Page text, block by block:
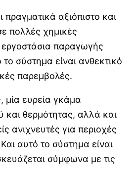
πραγματικά αξιόπιστο και
πολλές χημικές
εργοστάσια παραγωγής
το σύστημα είναι ανθεκτικό
παρεμβολές.
μία ευρεία γκάμα
και θερμότητας, αλλά και
ανιχνευτές για περιοχές
αυτό το σύστημα είναι
σύμφωνα με τις